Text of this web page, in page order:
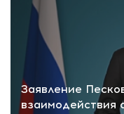
Заявление